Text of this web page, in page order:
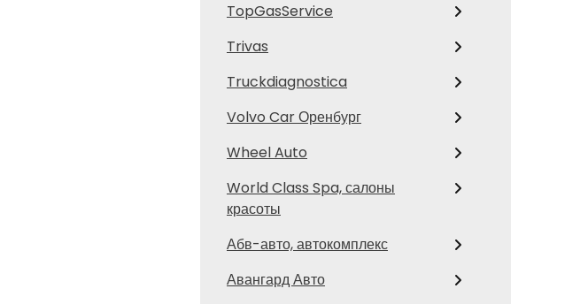
TopGasService
Trivas
Truckdiagnostica
Volvo Car Оренбург
Wheel Auto
World Class Spa, салоны
красоты
Абв-авто, автокомплекс
Авангард Авто